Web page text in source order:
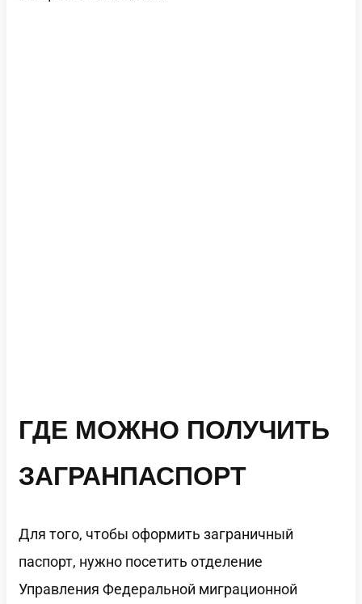
ГДЕ МОЖНО ПОЛУЧИТЬ
ЗАГРАНПАСПОРТ
Для того, чтобы оформить заграничный
паспорт, нужно посетить отделение
Управления Федеральной миграционной